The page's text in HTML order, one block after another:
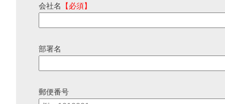
会社名 【必須】
部署名
郵便番号